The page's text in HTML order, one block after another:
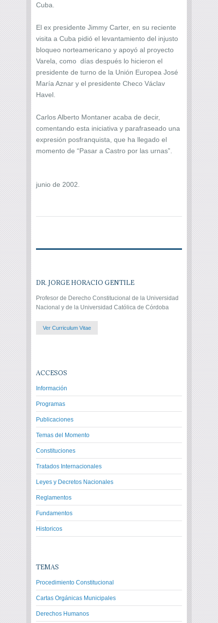
Cuba.
El ex presidente Jimmy Carter, en su reciente
visita a Cuba pidió el levantamiento del injusto
bloqueo norteamericano y apoyó al proyecto
Varela, como días después lo hicieron el
presidente de turno de la Unión Europea José
María Aznar y el presidente Checo Václav
Havel.
Carlos Alberto Montaner acaba de decir,
comentando esta iniciativa y parafraseado una
expresión posfranquista, que ha llegado el
momento de “Pasar a Castro por las urnas”.
junio de 2002.
DR. JORGE HORACIO GENTILE
Profesor de Derecho Constitucional de la Universidad
Nacional y de la Universidad Católica de Córdoba
Ver Curriculum Vitae
ACCESOS
Información
Programas
Publicaciones
Temas del Momento
Constituciones
Tratados Internacionales
Leyes y Decretos Nacionales
Reglamentos
Fundamentos
Historicos
TEMAS
Procedimiento Constitucional
Cartas Orgánicas Municipales
Derechos Humanos